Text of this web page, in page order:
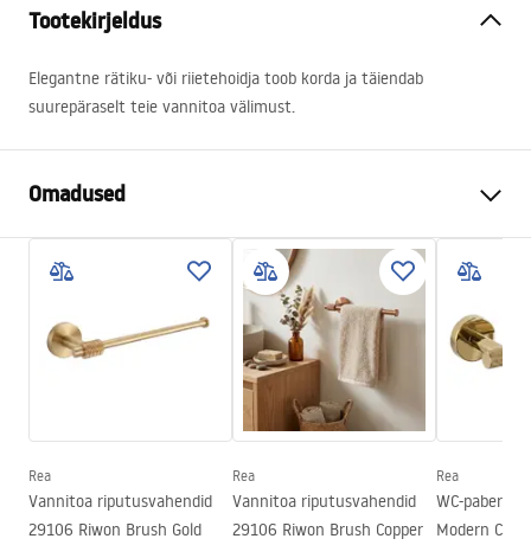
Tootekirjeldus
Elegantne rätiku- või riietehoidja toob korda ja täiendab
suurepäraselt teie vannitoa välimust.
Omadused
Harjatud teras
Metall
Paigaldusviis
Kruvitav
265mm
50mm
Sügavus
80mm
Seeria
Garantii
24 kuud
Rea
Vannitoa riputusvahendid
29106 Riwon Brush Gold
Rea
Vannitoa riputusvahendid
29106 Riwon Brush Copper
Rea
WC-paberi
Modern